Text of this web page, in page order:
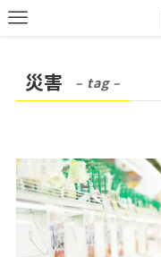
災害 – tag –